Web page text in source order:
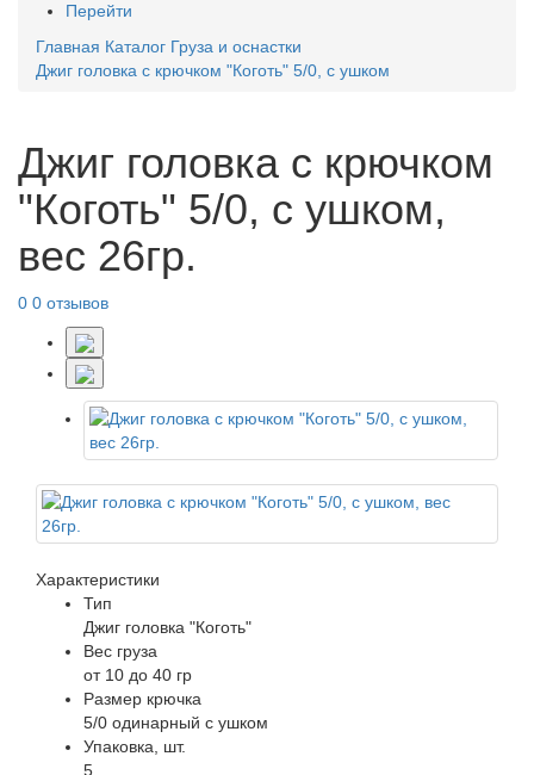
Перейти
Главная Каталог Груза и оснастки
Джиг головка с крючком "Коготь" 5/0, с ушком
Джиг головка с крючком
"Коготь" 5/0, с ушком,
вес 26гр.
0 0 отзывов
Характеристики
Тип
Джиг головка "Коготь"
Вес груза
от 10 до 40 гр
Размер крючка
5/0 одинарный с ушком
Упаковка, шт.
5